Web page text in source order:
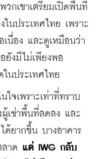
วกเขาเตรียมเปิดพื้นที่
นประเทศไทย เพราะ
เนื่อง และดูเหมือนว่า
ยังมีไม่เพียงพอ
นประเทศไทย
เพราะเท่าที่ทราบ
เช่าพื้นที่ลดลง และ
ด้ยากขึ้น บางอาคาร
ลาด แต่ IWG กลับ